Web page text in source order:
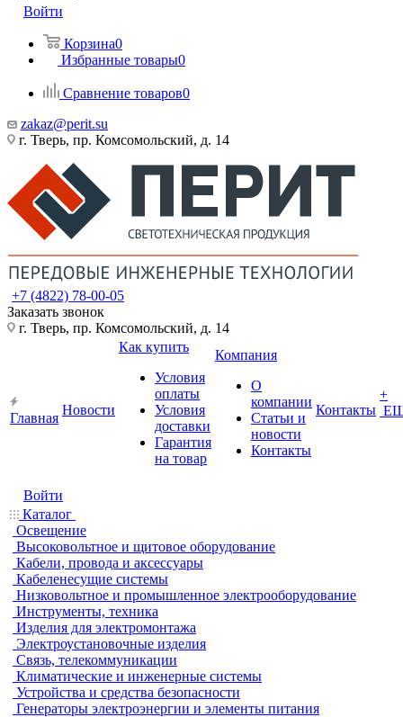
Войти
Корзина0
Избранные товары0
Сравнение товаров0
zakaz@perit.su
г. Тверь, пр. Комсомольский, д. 14
+7 (4822) 78-00-05
Заказать звонок
г. Тверь, пр. Комсомольский, д. 14
Главная
Новости
Как купить
Условия
оплаты
Условия
доставки
Гарантия
на товар
Компания
О
компании
Статьи и
новости
Контакты
Контакты
+
Войти
Каталог
Освещение
Высоковольтное и щитовое оборудование
Кабели, провода и аксессуары
Кабеленесущие системы
Низковольтное и промышленное электрооборудование
Инструменты, техника
Изделия для электромонтажа
Электроустановочные изделия
Связь, телекоммуникации
Климатические и инженерные системы
Устройства и средства безопасности
Генераторы электроэнергии и элементы питания